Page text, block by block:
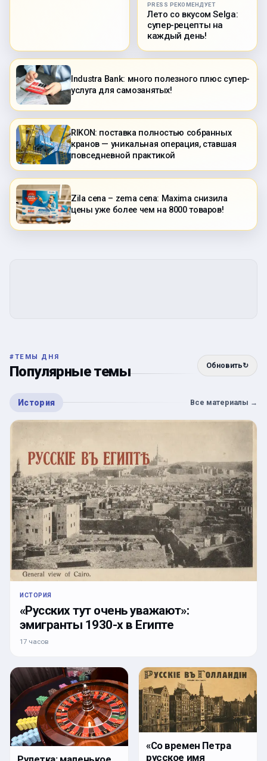
PRESS РЕКОМЕНДУЕТ
Лето со вкусом Selga:
супер-рецепты на
каждый день!
Industra Bank: много полезного плюс супер-
услуга для самозанятых!
RIKON: поставка полностью собранных
кранов — уникальная операция, ставшая
повседневной практикой
Zila cena – zema cena: Maxima снизила
цены уже более чем на 8000 товаров!
#ТЕМЫ ДНЯ
Популярные темы Обновить↻
История Все материалы →
ИСТОРИЯ
«Русских тут очень уважают»:
эмигранты 1930-х в Египте
17 часов
«Со времен Петра
русское имя